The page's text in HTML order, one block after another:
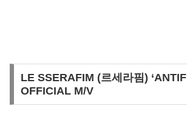
LE SSERAFIM (르세라핌)
OFFICIAL M/V